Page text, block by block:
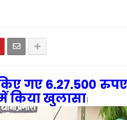
किए गए 6.27.500
किया खुलासा।